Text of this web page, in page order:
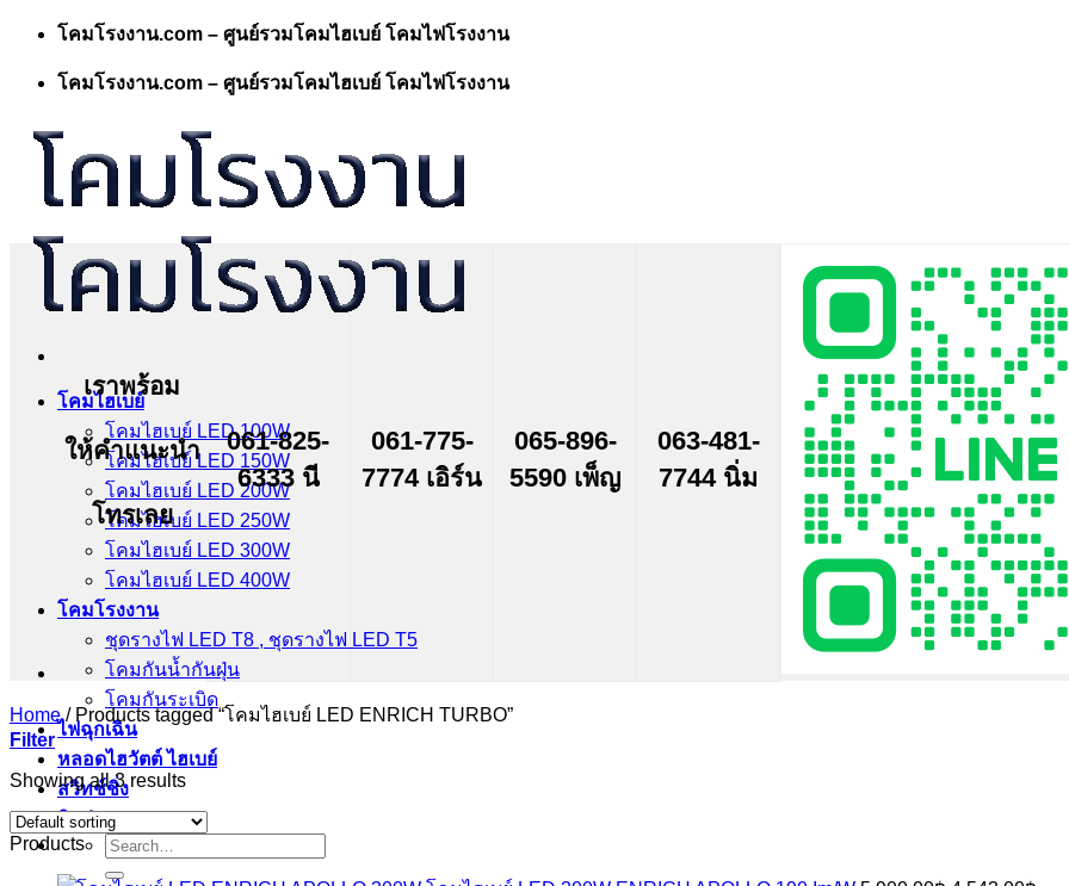
Skip
content
โคมโรงงาน.com – ศูนย์รวมโคมไฮเบย์ โคมไฟโรงงาน
โคมโรงงาน.com – ศูนย์รวมโคมไฮเบย์ โคมไฟโรงงาน
โคมไฮเบย์
โคมไฮเบย์ LED 100W
โคมไฮเบย์ LED 150W
โคมไฮเบย์ LED 200W
โคมไฮเบย์ LED 250W
โคมไฮเบย์ LED 300W
โคมไฮเบย์ LED 400W
โคมโรงงาน
ชุดรางไฟ LED T8 , ชุดรางไฟ LED T5
โคมกันน้ำกันฝุ่น
โคมกันระเบิด
ไฟฉุกเฉิน
หลอดไฮวัตต์ ไฮเบย์
สวิทช์ชิ่ง
ติดต่อเรา
Search
for:
เราพร้อม
ให้คำแนะนำ
โทรเลย
061-825-
6333 นี
061-775-
7774 เอิร์น
065-896-
5590 เพ็ญ
063-481-
7744 นิ่ม
Home /Products tagged “โคมไฮเบย์ LED ENRICH TURBO”
Filter
Showing all 3 results
Products